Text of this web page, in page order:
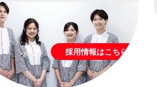
採用情報はこちら